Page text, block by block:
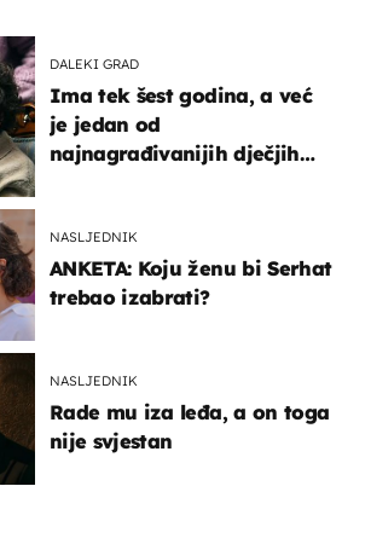
DALEKI GRAD
Ima tek šest godina, a već
je jedan od
najnagrađivanijih dječjih
NASLJEDNIK
ANKETA: Koju ženu bi Serhat
trebao izabrati?
NASLJEDNIK
Rade mu iza leđa, a on toga
nije svjestan